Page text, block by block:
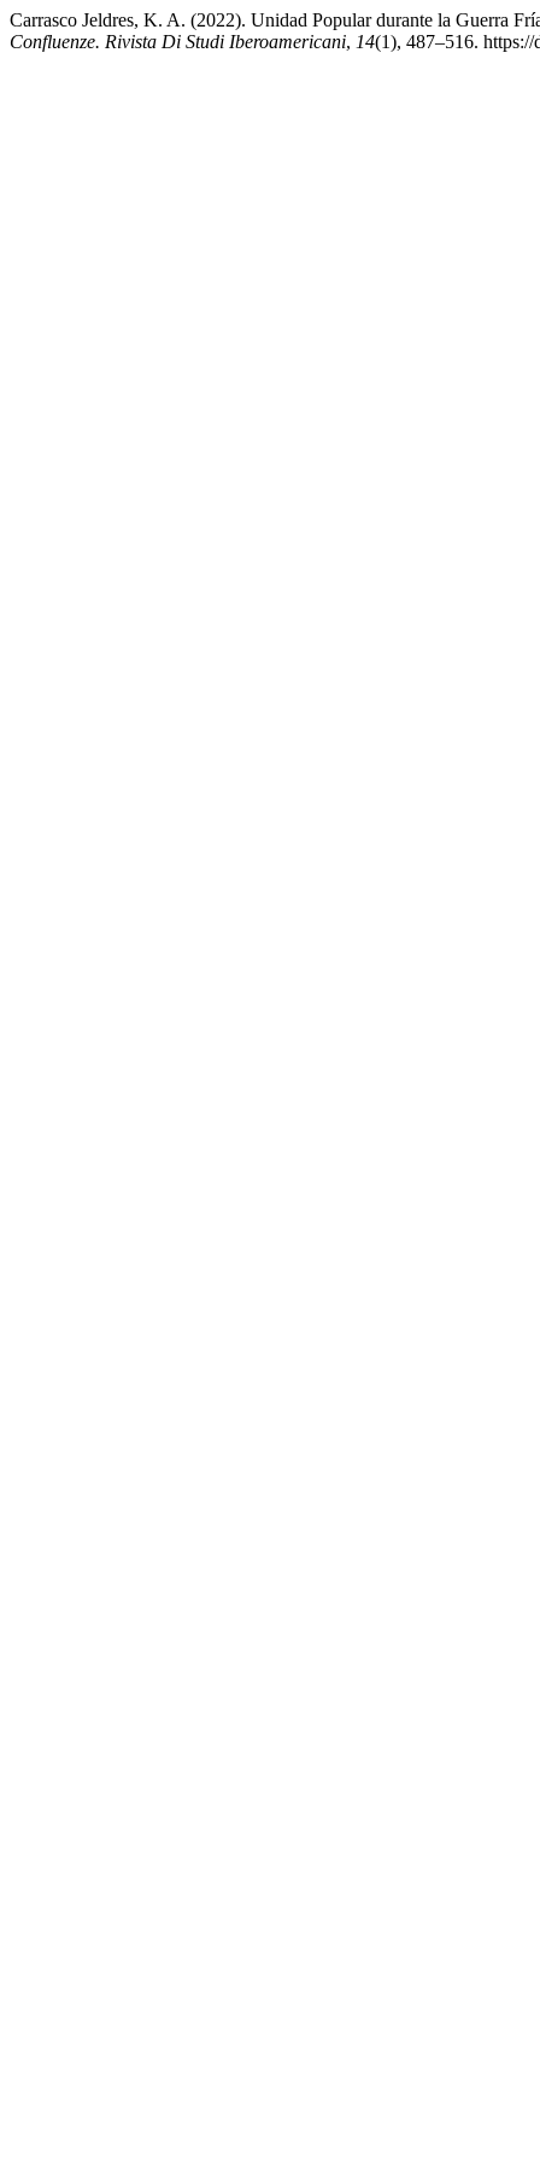
Carrasco Jeldres, K. A. (2022). Unidad Popular durante la Guerra
Confluenze. Rivista Di Studi Iberoamericani, 14(1), 487–516.